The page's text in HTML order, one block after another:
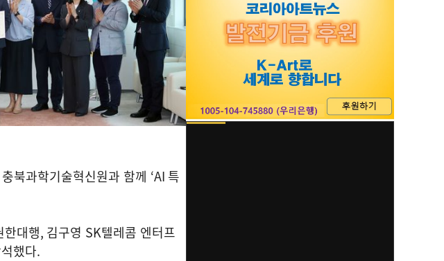
충북과학기술혁신원과 함께 ‘AI 특
대행, 김구영 SK텔레콤 엔터프
했다.